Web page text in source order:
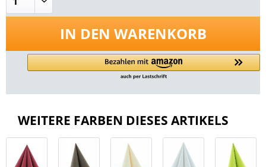
IN DEN WARENKORB
WEITERE FARBEN DIESES ARTIKELS